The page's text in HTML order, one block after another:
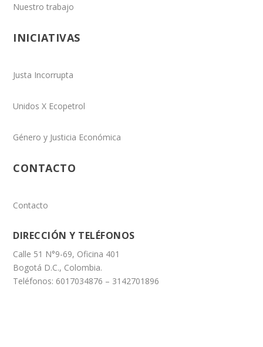
Nuestro trabajo
INICIATIVAS
Justa Incorrupta
Unidos X Ecopetrol
Género y Justicia Económica
CONTACTO
Contacto
DIRECCIÓN Y TELÉFONOS
Calle 51 N°9-69, Oficina 401
Bogotá D.C., Colombia.
Teléfonos: 6017034876 – 3142701896